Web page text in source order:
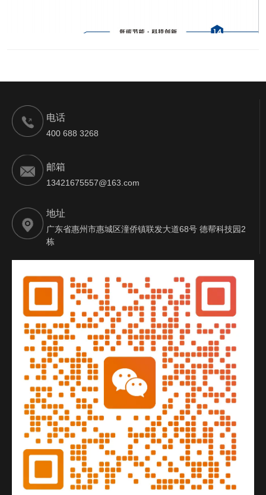
电话
400 688 3268
邮箱
13421675557@163.com
地址
广东省惠州市惠城区潼侨镇联发大道68号 德帮科技园2
栋